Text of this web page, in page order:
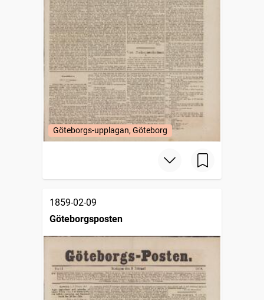
Göteborgs-upplagan, Göteborg
1859-02-09
Göteborgsposten